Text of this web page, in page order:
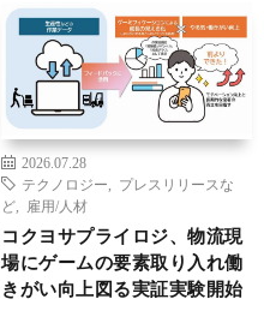
2026.07.28
テクノロジー
プレスリリースな
ど
雇用/人材
コクヨサプライロジ、物流現
場にゲームの要素取り入れ働
きがい向上図る実証実験開始